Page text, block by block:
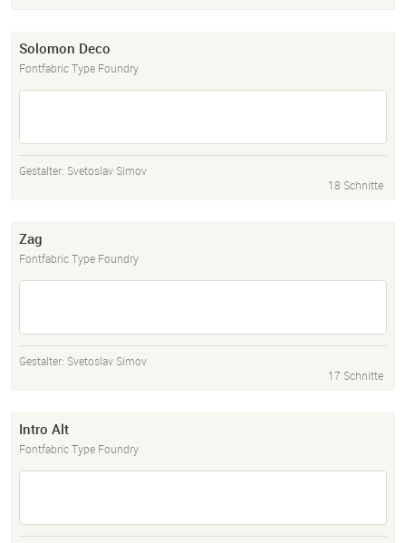
Solomon Deco
Fontfabric Type Foundry
Gestalter: Svetoslav Simov
18 Schnitte
Zag
Fontfabric Type Foundry
Gestalter: Svetoslav Simov
17 Schnitte
Intro Alt
Fontfabric Type Foundry